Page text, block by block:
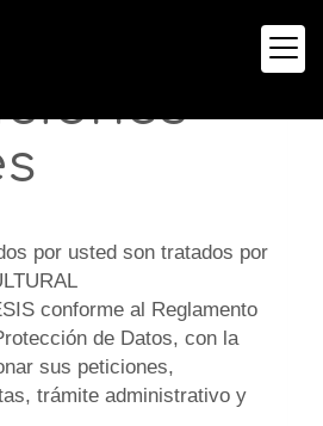
por usted son tratados por
conforme al Reglamento
de Datos, con la
sus peticiones,
trámite administrativo y